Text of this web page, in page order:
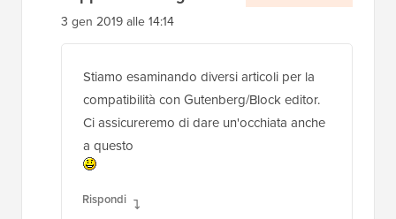
C'è qualche possibilità che questo venga
aggiornato per Gutenberg? Così com'è,
"editor classico".
In ogni caso, apprezzo questo post. Grazie.
Rispondi